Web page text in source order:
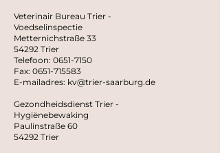
Veterinair Bureau Trier -
Voedselinspectie
Metternichstraße 33
54292 Trier
Telefoon: 0651-7150
Fax: 0651-715583
E-mailadres: kv@trier-saarburg.de
Gezondheidsdienst Trier -
Hygiënebewaking
Paulinstraße 60
54292 Trier